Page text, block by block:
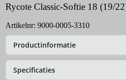
Rycote Classic-Softie 18 (19/
Artikelnr: 9000-0005-3310
Productinformatie
Specificaties